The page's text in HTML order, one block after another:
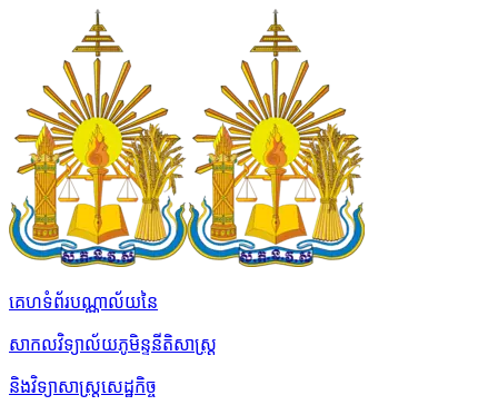
គេហទំព័របណ្ណាល័យនៃ
សាកលវិទ្យាល័យភូមិន្ទនីតិសាស្ត្រ
និងវិទ្យាសាស្ត្រសេដ្ឋកិច្ច